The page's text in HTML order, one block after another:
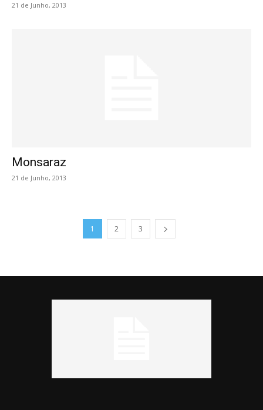
21 de Junho, 2013
Monsaraz
21 de Junho, 2013
1 2 3